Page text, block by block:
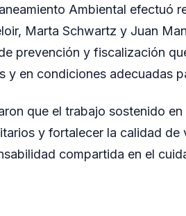
Ambiental efectuó
Marta Schwartz y Juan
prevención y fiscalización
y en condiciones adecuadas
que el trabajo sostenido
y fortalecer la calidad
compartida en el